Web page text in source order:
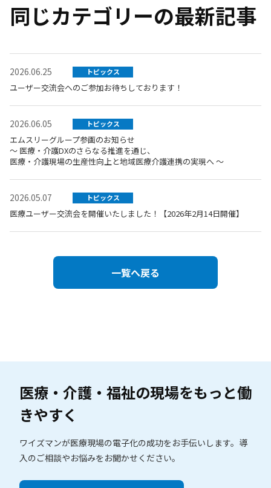
同じカテゴリーの最新記事
2026.06.25 トピックス
ユーザー交流会へのご参加お待ちしております！
2026.06.05 トピックス
エムスリーグループ参画のお知らせ
～ 医療・介護DXのさらなる推進を通じ、
医療・介護現場の生産性向上と地域医療介護連携の実現へ ～
2026.05.07 トピックス
医療ユーザー交流会を開催いたしました！【2026年2月14日開催】
一覧へ戻る
医療・介護・福祉の現場をもっと働
きやすく
ワイズマンが医療現場の電子化の成功をお手伝いします。 導
入のご相談やお悩みをお聞かせください。